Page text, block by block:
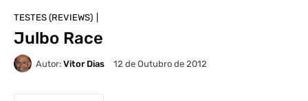
TESTES (REVIEWS)
Julbo Race
Autor: Vitor Dias 12 de Outubro de 2012